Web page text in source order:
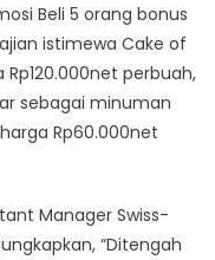
Beli 5 orang bonus
istimewa Cake of
perbuah,
sebagai minuman
Rp60.000net
Manager Swiss-
“Ditengah